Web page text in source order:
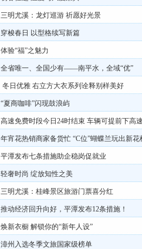
三明尤溪：龙灯巡游 祈愿好光景
穿梭春日 以型格续写新篇
体验“福”之魅力
​全省唯一、全国少有——南平水，全域“优”
冬日优雅 右立方大衣系列诠释别样美好
“夏商咖啡”闪现鼓浪屿
高速免费时段今日24时结束 车辆可提前下高
年宵花热销商家备货忙 “C位”蝴蝶兰玩出新花
平潭发布七条措施助企稳岗促就业
轻奢时尚 绽放知性之美
三明尤溪：桂峰景区旅游门票喜分红
推动经济回升向好，平潭发布12条措施！
焕新衣橱 解锁你的“新年人设”
漳州入选冬季文旅国家级榜单